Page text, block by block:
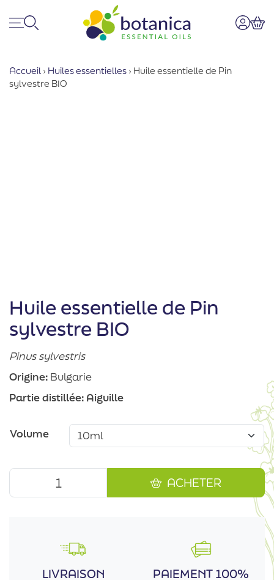
Accueil › Huiles essentielles › Huile essentielle de Pin
sylvestre BIO
Huile essentielle de Pin
sylvestre BIO
Pinus sylvestris
Origine: Bulgarie
Partie distillée: Aiguille
Volume
ACHETER
LIVRAISON
PAIEMENT 100%